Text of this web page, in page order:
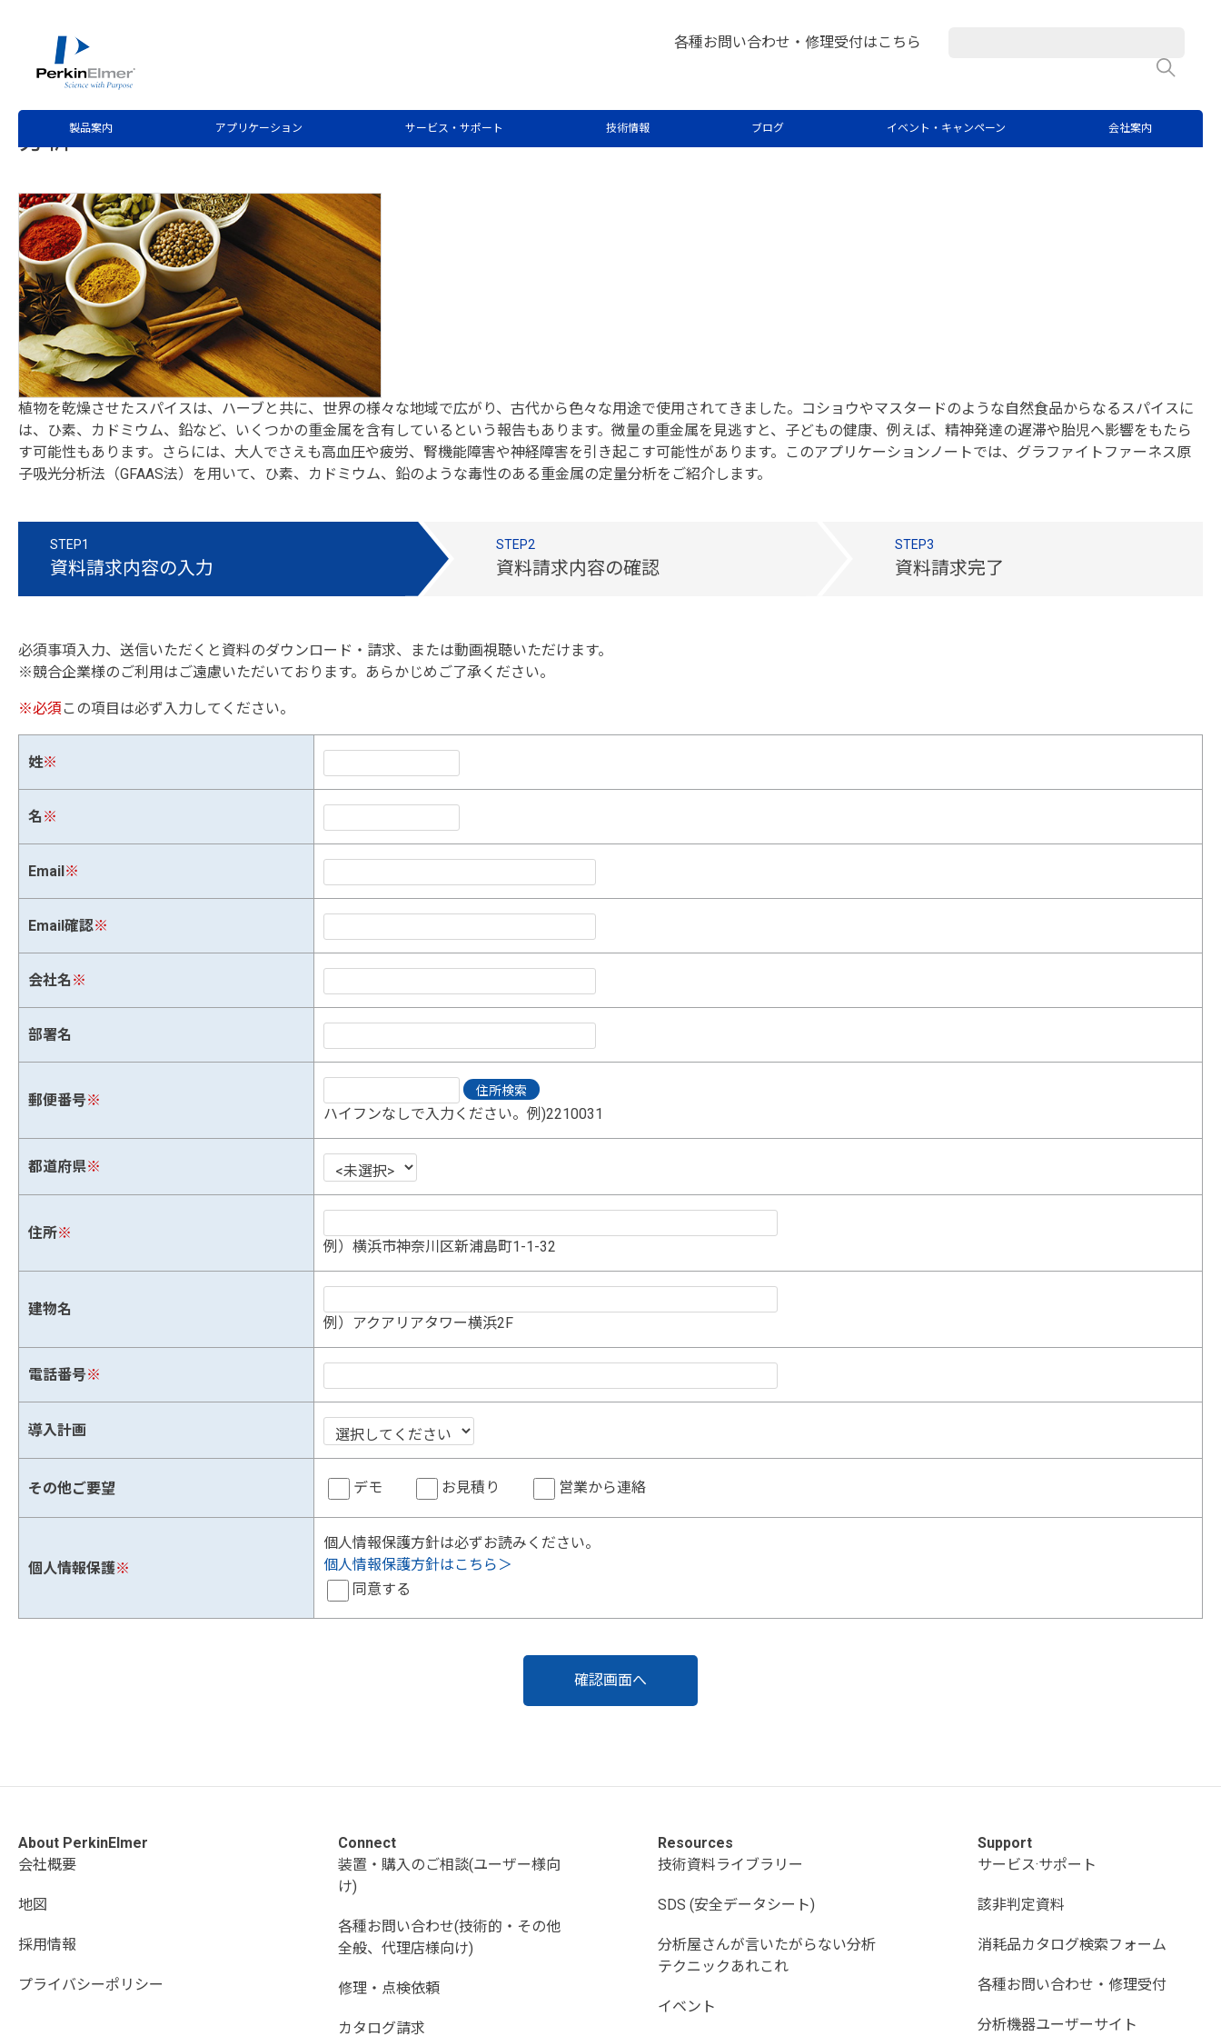
各種お問い合わせ・修理受付はこちら
会社案内
製品案内 アプリケーション サービス・サポート 技術情報 ブログ イベント・キャンペーン
Application Note Download
グラファイトファーネス原子吸光法を用いたチャイニーズスパイス中のひ素・カドミウム・鉛の
分析
植物を乾燥させたスパイスは、ハーブと共に、世界の様々な地域で広がり、古代から色々な用途で使用されてきました。コショウやマスタードのような自然食品からなるスパイスに
は、ひ素、カドミウム、鉛など、いくつかの重金属を含有しているという報告もあります。微量の重金属を見逃すと、子どもの健康、例えば、精神発達の遅滞や胎児へ影響をもたら
す可能性もあります。さらには、大人でさえも高血圧や疲労、腎機能障害や神経障害を引き起こす可能性があります。このアプリケーションノートでは、グラファイトファーネス原
子吸光分析法（GFAAS法）を用いて、ひ素、カドミウム、鉛のような毒性のある重金属の定量分析をご紹介します。
STEP1
資料請求内容の入力
STEP2
資料請求内容の確認
STEP3
資料請求完了
必須事項入力、送信いただくと資料のダウンロード・請求、または動画視聴いただけます。
※競合企業様のご利用はご遠慮いただいております。あらかじめご了承ください。
※必須 この項目は必ず入力してください。
姓※
名 ※
Email※
Email確認※
会社名 ※
部署名
郵便番号※
ハイフンなしで入力ください。例)2210031
都道府県※
住所※
例）横浜市神奈川区新浦島町1-1-32
建物名
例）アクアリアタワー横浜2F
電話番号※
導入計画
その他ご要望 デモ お見積り 営業から連絡
個人情報保護※
個人情報保護方針は必ずお読みください。
個人情報保護方針はこちら＞
同意する
About PerkinElmer
会社概要
地図
採用情報
プライバシーポリシー
Connect
装置・購入のご相談(ユーザー様向
け)
各種お問い合わせ(技術的・その他
全般、代理店様向け)
修理・点検依頼
カタログ請求
Resources
技術資料ライブラリー
SDS (安全データシート)
分析屋さんが言いたがらない分析
テクニックあれこれ
イベント
Support
サービス·サポート
該非判定資料
消耗品カタログ検索フォーム
各種お問い合わせ・修理受付
分析機器ユーザーサイト